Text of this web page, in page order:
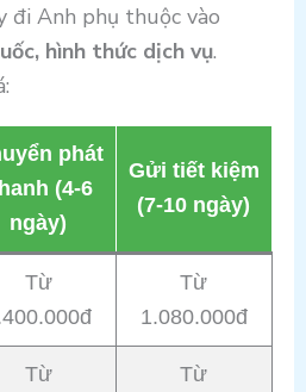
đi Anh phụ thuộc vào
hình thức dịch vụ.
phát
(4-6
ngày)
Gửi tiết kiệm
(7-10 ngày)
Từ
Từ
1.080.000đ
Từ
Từ